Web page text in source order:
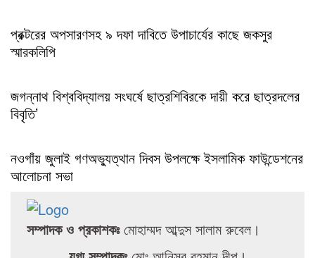
প্রক্টরের অপসারণসহ ৯ দফা দাবিতে উপাচার্যের কাছে জকসুর
স্মারকলিপি
জগন্নাথ বিশ্ববিদ্যালয় সংঘর্ষে ছাত্রশিবিরকে দায়ী করে ছাত্রদলের
বিবৃতি’
নওগাঁয় জুলাই গণঅভ্যুত্থান দিবস উপলক্ষে ইসলামিক ফাউন্ডেশনের
আলোচনা সভা
সম্পাদক ও প্রকাশকঃমোহাম্মদ আব্দুস সালাম রুবেল।